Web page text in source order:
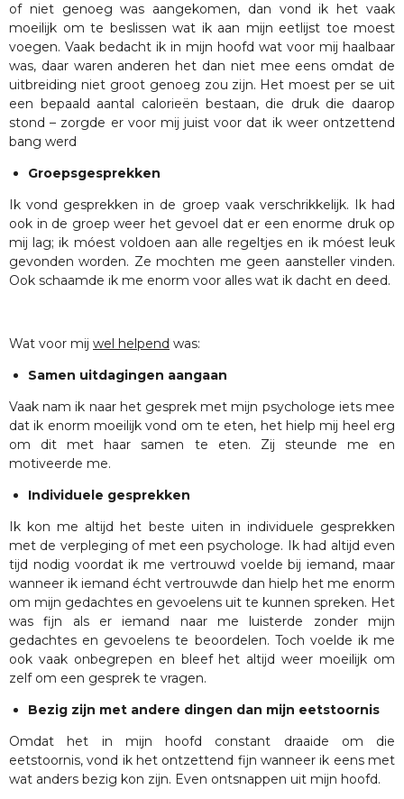
of niet genoeg was aangekomen, dan vond ik het vaak
moeilijk om te beslissen wat ik aan mijn eetlijst toe moest
voegen. Vaak bedacht ik in mijn hoofd wat voor mij haalbaar
was, daar waren anderen het dan niet mee eens omdat de
uitbreiding niet groot genoeg zou zijn. Het moest per se uit
een bepaald aantal calorieën bestaan, die druk die daarop
stond – zorgde er voor mij juist voor dat ik weer ontzettend
bang werd
Groepsgesprekken
Ik vond gesprekken in de groep vaak verschrikkelijk. Ik had
ook in de groep weer het gevoel dat er een enorme druk op
mij lag; ik móest voldoen aan alle regeltjes en ik móest leuk
gevonden worden. Ze mochten me geen aansteller vinden.
Ook schaamde ik me enorm voor alles wat ik dacht en deed.
Wat voor mij wel helpend was:
Samen uitdagingen aangaan
Vaak nam ik naar het gesprek met mijn psychologe iets mee
dat ik enorm moeilijk vond om te eten, het hielp mij heel erg
om dit met haar samen te eten. Zij steunde me en
motiveerde me.
Individuele gesprekken
Ik kon me altijd het beste uiten in individuele gesprekken
met de verpleging of met een psychologe. Ik had altijd even
tijd nodig voordat ik me vertrouwd voelde bij iemand, maar
wanneer ik iemand écht vertrouwde dan hielp het me enorm
om mijn gedachtes en gevoelens uit te kunnen spreken. Het
was fijn als er iemand naar me luisterde zonder mijn
gedachtes en gevoelens te beoordelen. Toch voelde ik me
ook vaak onbegrepen en bleef het altijd weer moeilijk om
zelf om een gesprek te vragen.
Bezig zijn met andere dingen dan mijn eetstoornis
Omdat het in mijn hoofd constant draaide om die
eetstoornis, vond ik het ontzettend fijn wanneer ik eens met
wat anders bezig kon zijn. Even ontsnappen uit mijn hoofd.